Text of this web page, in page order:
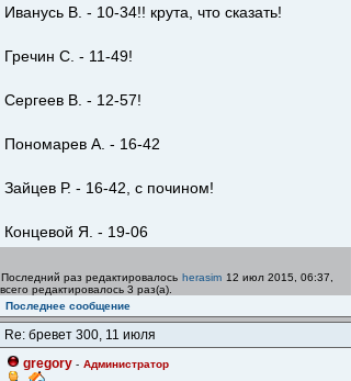
Иванусь В. - 10-34!! крута, что сказать!
Гречин С. - 11-49!
Сергеев В. - 12-57!
Пономарев А. - 16-42
Зайцев Р. - 16-42, с почином!
Концевой Я. - 19-06
Последний раз редактировалось herasim 12 июл 2015, 06:37,
всего редактировалось 3 раз(а).
Последнее сообщение
Re: бревет 300, 11 июля
gregory - Администратор